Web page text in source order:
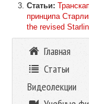
Статьи:
принципа
the revised
Главная
Статьи
Видеолекции